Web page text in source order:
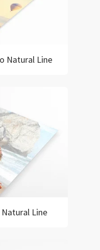
Natural Line
Line